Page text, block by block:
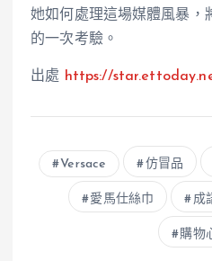
她如何處理這場媒體風暴，
的一次考驗。
出處 https://
Versace 仿冒品
愛馬仕絲巾 成
購物